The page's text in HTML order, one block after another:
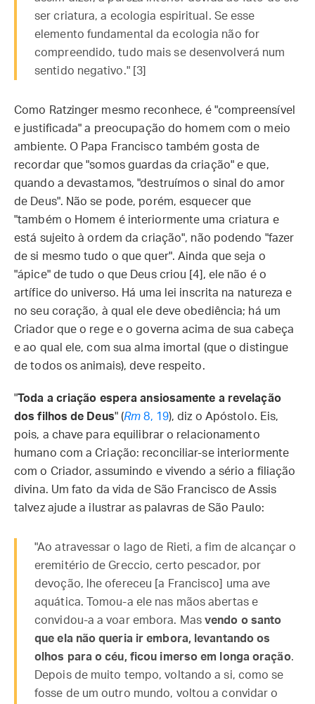
ser criatura, a ecologia espiritual. Se esse
elemento fundamental da ecologia não for
compreendido, tudo mais se desenvolverá num
sentido negativo." [3]
Como Ratzinger mesmo reconhece, é "compreensível
e justificada" a preocupação do homem com o meio
ambiente. O Papa Francisco também gosta de
recordar que "somos guardas da criação" e que,
quando a devastamos, "destruímos o sinal do amor
de Deus". Não se pode, porém, esquecer que
"também o Homem é interiormente uma criatura e
está sujeito à ordem da criação", não podendo "fazer
de si mesmo tudo o que quer". Ainda que seja o
"ápice" de tudo o que Deus criou [4], ele não é o
artífice do universo. Há uma lei inscrita na natureza e
no seu coração, à qual ele deve obediência; há um
Criador que o rege e o governa acima de sua cabeça
e ao qual ele, com sua alma imortal (que o distingue
de todos os animais), deve respeito.
"Toda a criação espera ansiosamente a revelação
dos filhos de Deus" (Rm 8, 19), diz o Apóstolo. Eis,
pois, a chave para equilibrar o relacionamento
humano com a Criação: reconciliar-se interiormente
com o Criador, assumindo e vivendo a sério a filiação
divina. Um fato da vida de São Francisco de Assis
talvez ajude a ilustrar as palavras de São Paulo:
"Ao atravessar o lago de Rieti, a fim de alcançar o
eremitério de Greccio, certo pescador, por
devoção, lhe ofereceu [a Francisco] uma ave
aquática. Tomou-a ele nas mãos abertas e
convidou-a a voar embora. Masvendo o santo
que ela não queria ir embora, levantando os
olhos para o céu, ficou imerso em longa oração.
Depois de muito tempo, voltando a si, como se
fosse de um outro mundo, voltou a convidar o